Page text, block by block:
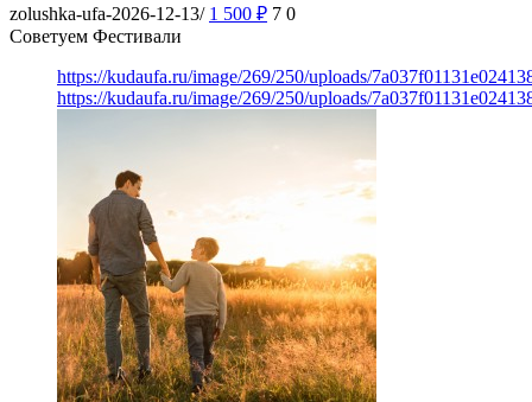
zolushka-ufa-2026-12-13/ 1 500 ₽ 7 0
Советуем Фестивали
https://kudaufa.ru/image/269/250/uploads/
https://kudaufa.ru/image/269/250/uploads/